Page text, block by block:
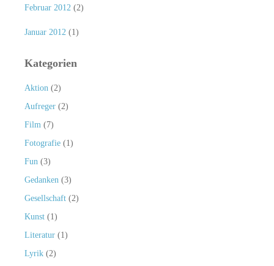
Februar 2012 (2)
Januar 2012 (1)
Kategorien
Aktion (2)
Aufreger(2)
Film (7)
Fotografie(1)
Fun (3)
Gedanken (3)
Gesellschaft(2)
Kunst(1)
Literatur(1)
Lyrik(2)